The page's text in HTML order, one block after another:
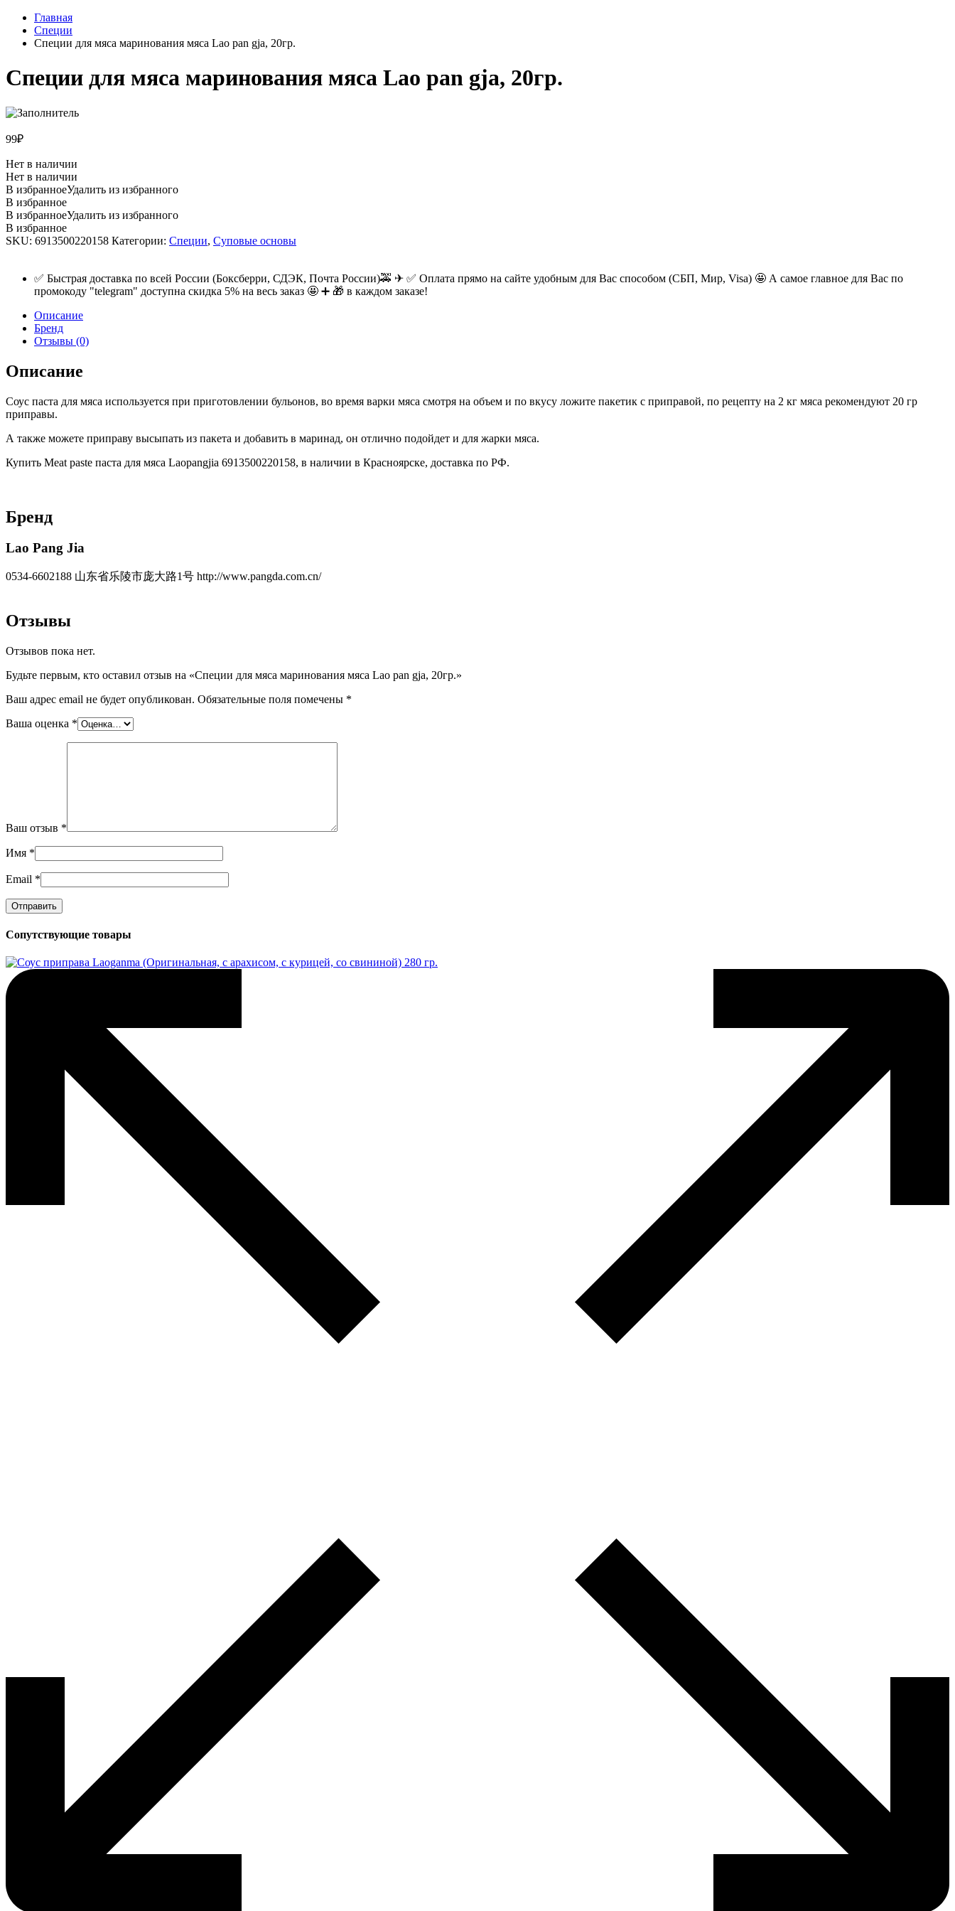
Главная
Специи
Специи для мяса маринования мяса Lao pan gja, 20гр.
Специи для мяса маринования мяса Lao pan gja, 20гр.
99₽
Нет в наличии
Нет в наличии
В избранноеУдалить из избранного
В избранное
В избранноеУдалить из избранного
В избранное
SKU: 6913500220158 Категории: Специи, Суповые основы
✅ Быстрая доставка по всей России (Боксберри, СДЭК, Почта России)🚕 ✈ ✅ Оплата прямо на сайте удобным для Вас способом (СБП, Мир, Visa) 🤩 А самое главное для Вас по
промокоду "telegram" доступна скидка 5% на весь заказ 🤩 ➕ 🎁 в каждом заказе!
Описание
Бренд
Отзывы (0)
Описание
Соус паста для мяса используется при приготовлении бульонов, во время варки мяса смотря на объем и по вкусу ложите пакетик с приправой, по рецепту на 2 кг мяса рекомендуют 20 гр
приправы.
А также можете приправу высыпать из пакета и добавить в маринад, он отлично подойдет и для жарки мяса.
Купить Meat paste паста для мяса Laopangjia 6913500220158, в наличии в Красноярске, доставка по РФ.
Бренд
Lao Pang Jia
0534-6602188 山东省乐陵市庞大路1号 http://www.pangda.com.cn/
Отзывы
Отзывов пока нет.
Будьте первым, кто оставил отзыв на «Специи для мяса маринования мяса Lao pan gja, 20гр.»
Ваш адрес email не будет опубликован. Обязательные поля помечены *
Ваша оценка *
Ваш отзыв *
Имя *
Email *
Сопутствующие товары